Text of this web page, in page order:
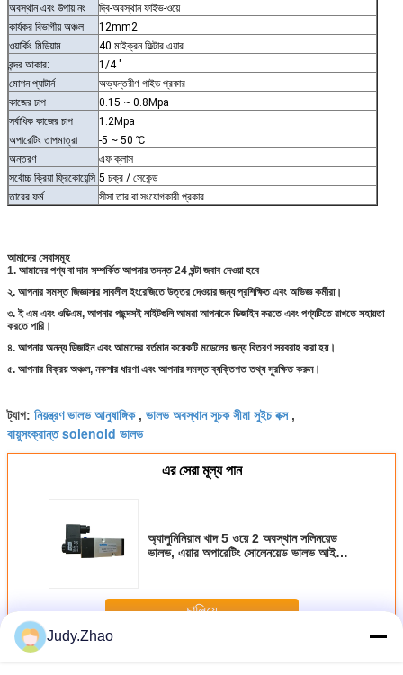
অবস্থান এবং উপায় নং
দ্বি-অবস্থান ফাইভ-ওয়ে
কার্যকর বিভাগীয় অঞ্চল
12mm2
ওয়ার্কিং মিডিয়াম
40 মাইক্রন ফিল্টার এয়ার
বন্দর আকার:
1/4 "
মোশন প্যাটার্ন
অভ্যন্তরীণ গাইড প্রকার
কাজের চাপ
0.15 ~ 0.8Mpa
সর্বাধিক কাজের চাপ
1.2Mpa
অপারেটিং তাপমাত্রা
-5 ~ 50 ℃
অন্তরণ
এফ ক্লাস
সর্বোচ্চ ক্রিয়া ফ্রিকোয়েন্সি 5 চক্র / সেকেন্ড
তারের ফর্ম
সীসা তার বা সংযোগকারী প্রকার
আমাদের সেবাসমূহ
1. আমাদের পণ্য বা দাম সম্পর্কিত আপনার তদন্ত 24 ঘন্টা জবাব দেওয়া হবে
২. আপনার সমস্ত জিজ্ঞাসার সাবলীল ইংরেজিতে উত্তর দেওয়ার জন্য প্রশিক্ষিত এবং অভিজ্ঞ কর্মীরা।
৩. ই এম এবং ওডিএম, আপনার পছন্দসই লাইটগুলি আমরা আপনাকে ডিজাইন করতে এবং পণ্যটিতে রাখতে সহায়তা
করতে পারি।
৪. আপনার অনন্য ডিজাইন এবং আমাদের বর্তমান কয়েকটি মডেলের জন্য বিতরণ সরবরাহ করা হয়।
৫. আপনার বিক্রয় অঞ্চল, নকশার ধারণা এবং আপনার সমস্ত ব্যক্তিগত তথ্য সুরক্ষিত করুন।
ট্যাগ: নিয়ন্ত্রণ ভালভ আনুষাঙ্গিক, ভালভ অবস্থান সূচক সীমা সুইচ বক্স,
বায়ুসংক্রান্ত solenoid ভালভ
এর সেরা মূল্য পান
অ্যালুমিনিয়াম খাদ 5 ওয়ে 2 অবস্থান সলিনয়েড
ভালভ, এয়ার অপারেটিং সোলেনয়েড ভালভ আইপি
চালিয়ে
অধিকবায়ুসংক্রান্ত ভালভ আনুষাঙ্গিক
Judy.Zhao